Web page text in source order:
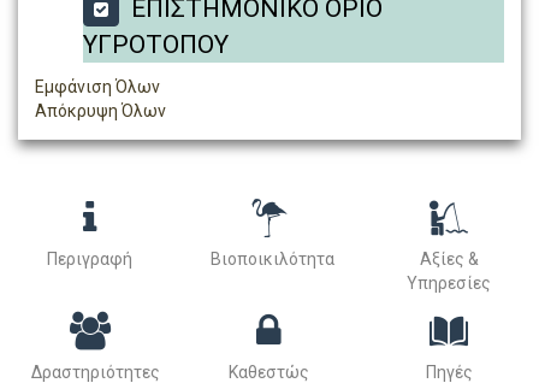
ΕΠΙΣΤΗΜΟΝΙΚΟ ΟΡΙΟ
ΥΓΡΟΤΟΠΟΥ
Εμφάνιση Όλων
Απόκρυψη Όλων
Περιγραφή Βιοποικιλότητα
Αξίες &
Υπηρεσίες
Δραστηριότητες
Καθεστώς
Πηγές